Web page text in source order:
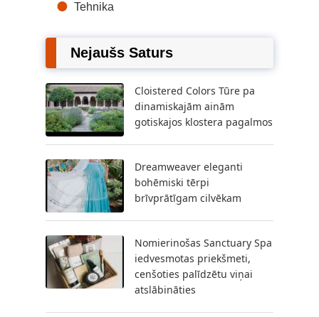
Tehnika
Nejaušs Saturs
Cloistered Colors Tūre pa
dinamiskajām ainām
gotiskajos klostera pagalmos
Dreamweaver eleganti
bohēmiski tērpi
brīvprātīgam cilvēkam
Nomierinošas Sanctuary Spa
iedvesmotas priekšmeti,
cenšoties palīdzētu viņai
atslābināties